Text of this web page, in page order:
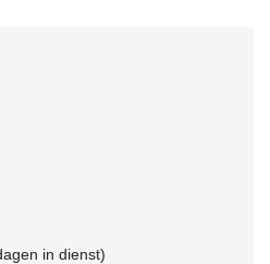
in dienst)